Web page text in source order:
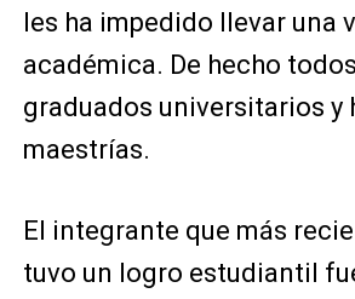
les ha impedido llevar una
académica. De hecho
graduados universitarios y
maestrías.
El integrante que más
tuvo un logro estudiantil